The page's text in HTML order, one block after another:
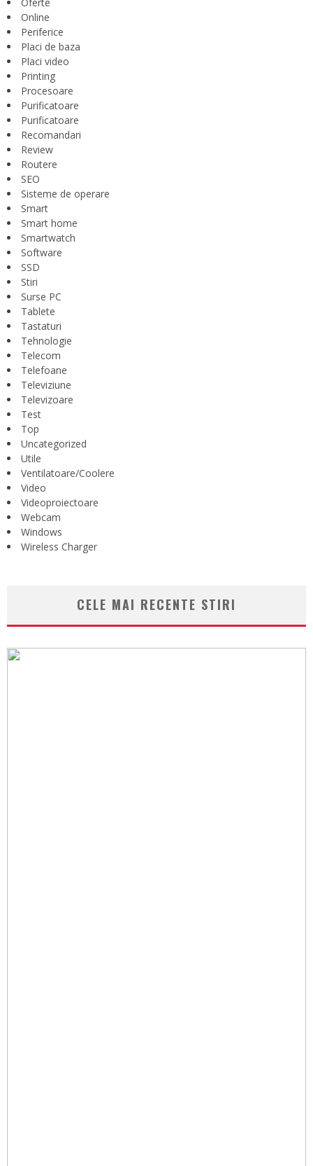
Online
Periferice
Placi de baza
Placi video
Printing
Procesoare
Purificatoare
Purificatoare
Recomandari
Review
Routere
SEO
Sisteme de operare
Smart
Smart home
Smartwatch
Software
SSD
Stiri
Surse PC
Tablete
Tastaturi
Tehnologie
Telecom
Telefoane
Televiziune
Televizoare
Test
Top
Uncategorized
Utile
Ventilatoare/Coolere
Video
Videoproiectoare
Webcam
Windows
Wireless Charger
CELE MAI RECENTE STIRI